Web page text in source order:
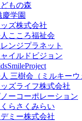
もの森
学園
ズ株式会社
こころ福祉会
ンジプラネット
イルドビジョン
三樹会（ミルキーウ
ズライフ株式会社
ーコーポレーション
らさくみらい
ミー株式会社